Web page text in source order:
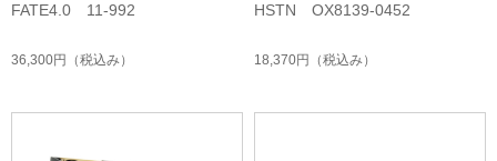
FATE4.0 11-992
36,300円 （税込み）
HSTN OX8139-0452
18,370円 （税込み）